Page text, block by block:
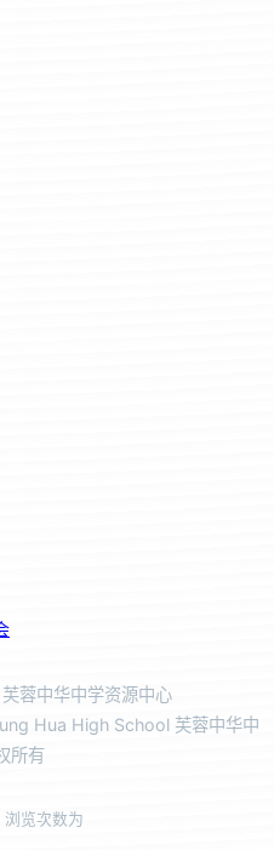
蓉中华中学资源中心
Hua High School 芙蓉中华中
所有
浏览次数为